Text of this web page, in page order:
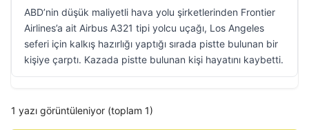
ABD’nin düşük maliyetli hava yolu şirketlerinden Frontier
Airlines’a ait Airbus A321 tipi yolcu uçağı, Los Angeles
seferi için kalkış hazırlığı yaptığı sırada pistte bulunan bir
kişiye çarptı. Kazada pistte bulunan kişi hayatını kaybetti.
1 yazı görüntüleniyor (toplam 1)